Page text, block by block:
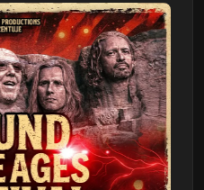
Następny